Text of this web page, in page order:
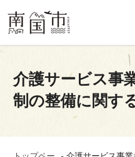
介護サービス事
制の整備に関す